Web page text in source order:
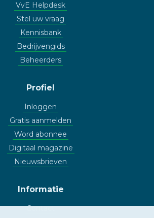
VvE Helpdesk
Stel uw vraag
Kennisbank
Bedrijvengids
Beheerders
Profiel
Inloggen
Gratis aanmelden
Word abonnee
Digitaal magazine
Nieuwsbrieven
Informatie
Contact